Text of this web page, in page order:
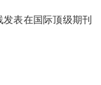
发表在国际顶级期刊